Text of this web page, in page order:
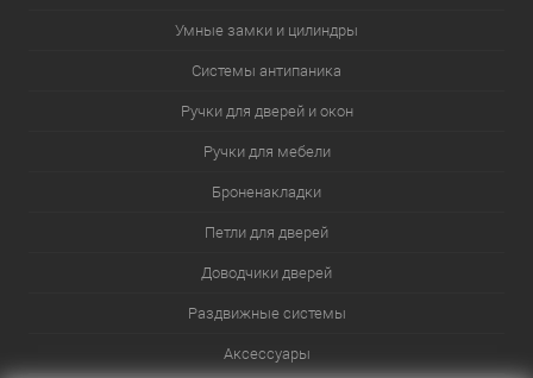
Умные замки и цилиндры
Системы антипаника
Ручки для дверей и окон
Ручки для мебели
Броненакладки
Петли для дверей
Доводчики дверей
Раздвижные системы
Аксессуары